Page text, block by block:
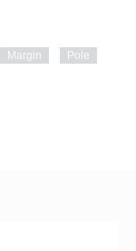
Margin
Pole